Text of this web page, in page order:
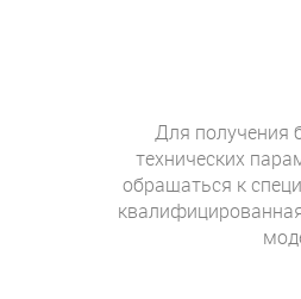
Для получения
технических
обращаться к